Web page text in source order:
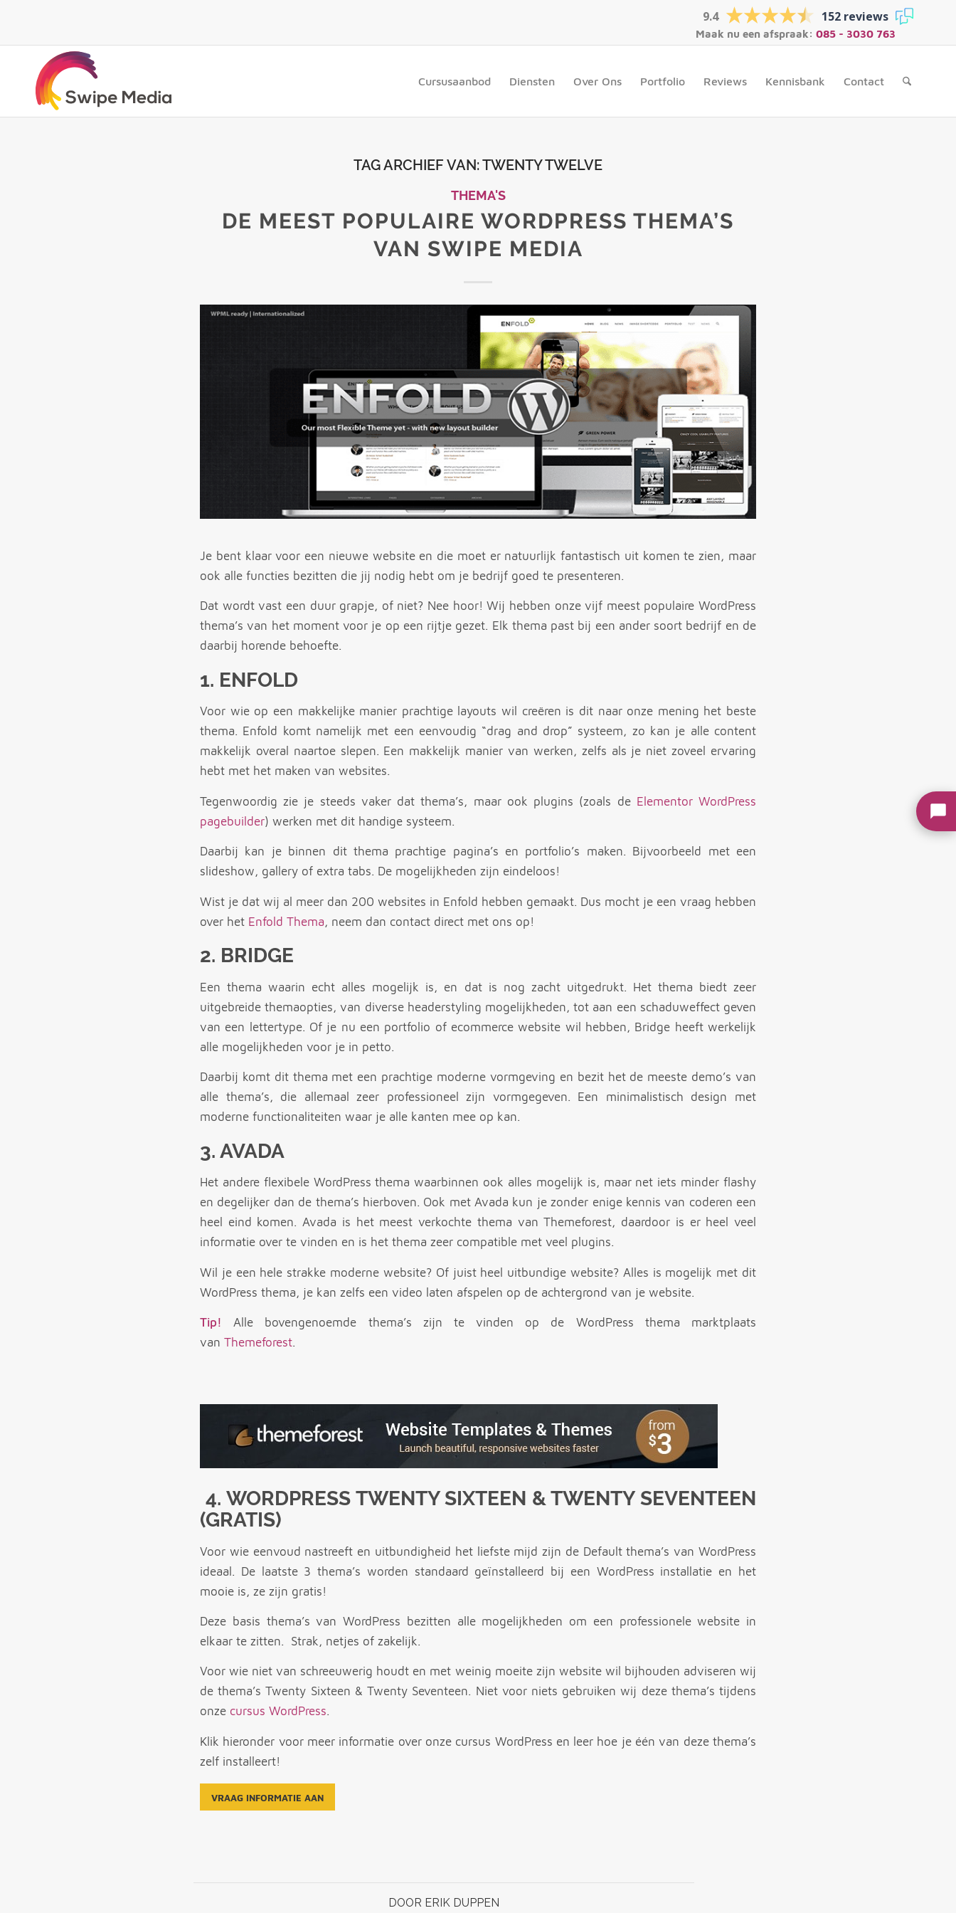
9.4 152 reviews
Maak nu een afspraak: 085 - 3030 763
Cursusaanbod Diensten Over Ons Portfolio Reviews Kennisbank Contact
TAG ARCHIEF VAN:TWENTY TWELVE
THEMA'S
DE MEEST POPULAIRE WORDPRESS THEMA’S
VAN SWIPE MEDIA
Je bent klaar voor een nieuwe website en die moet er natuurlijk fantastisch uit komen te zien, maar
ook alle functies bezitten die jij nodig hebt om je bedrijf goed te presenteren.
Dat wordt vast een duur grapje, of niet? Nee hoor! Wij hebben onze vijf meest populaire WordPress
thema’s van het moment voor je op een rijtje gezet. Elk thema past bij een ander soort bedrijf en de
daarbij horende behoefte.
1. ENFOLD
Voor wie op een makkelijke manier prachtige layouts wil creëren is dit naar onze mening het beste
thema. Enfold komt namelijk met een eenvoudig “drag and drop” systeem, zo kan je alle content
makkelijk overal naartoe slepen. Een makkelijk manier van werken, zelfs als je niet zoveel ervaring
hebt met het maken van websites.
Tegenwoordig zie je steeds vaker dat thema’s, maar ook plugins (zoals de Elementor WordPress
pagebuilder) werken met dit handige systeem.
Daarbij kan je binnen dit thema prachtige pagina’s en portfolio’s maken. Bijvoorbeeld met een
slideshow, gallery of extra tabs. De mogelijkheden zijn eindeloos!
Wist je dat wij al meer dan 200 websites in Enfold hebben gemaakt. Dus mocht je een vraag hebben
over het Enfold Thema, neem dan contact direct met ons op!
2. BRIDGE
Een thema waarin echt alles mogelijk is, en dat is nog zacht uitgedrukt. Het thema biedt zeer
uitgebreide themaopties, van diverse headerstyling mogelijkheden, tot aan een schaduweffect geven
van een lettertype. Of je nu een portfolio of ecommerce website wil hebben, Bridge heeft werkelijk
alle mogelijkheden voor je in petto.
Daarbij komt dit thema met een prachtige moderne vormgeving en bezit het de meeste demo’s van
alle thema’s, die allemaal zeer professioneel zijn vormgegeven. Een minimalistisch design met
moderne functionaliteiten waar je alle kanten mee op kan.
3. AVADA
Het andere flexibele WordPress thema waarbinnen ook alles mogelijk is, maar net iets minder flashy
en degelijker dan de thema’s hierboven. Ook met Avada kun je zonder enige kennis van coderen een
heel eind komen. Avada is het meest verkochte thema van Themeforest, daardoor is er heel veel
informatie over te vinden en is het thema zeer compatible met veel plugins.
Wil je een hele strakke moderne website? Of juist heel uitbundige website? Alles is mogelijk met dit
WordPress thema, je kan zelfs een video laten afspelen op de achtergrond van je website.
Tip! Alle bovengenoemde thema’s zijn te vinden op de WordPress thema marktplaats
van Themeforest.
4. WORDPRESS TWENTY SIXTEEN & TWENTY SEVENTEEN
(GRATIS)
Voor wie eenvoud nastreeft en uitbundigheid het liefste mijd zijn de Default thema’s van WordPress
ideaal. De laatste 3 thema’s worden standaard geïnstalleerd bij een WordPress installatie en het
mooie is, ze zijn gratis!
Deze basis thema’s van WordPress bezitten alle mogelijkheden om een professionele website in
elkaar te zitten. Strak, netjes of zakelijk.
Voor wie niet van schreeuwerig houdt en met weinig moeite zijn website wil bijhouden adviseren wij
de thema’s Twenty Sixteen & Twenty Seventeen. Niet voor niets gebruiken wij deze thema’s tijdens
onze cursus WordPress.
Klik hieronder voor meer informatie over onze cursus WordPress en leer hoe je één van deze thema’s
zelf installeert!
VRAAG INFORMATIE AAN
DOOR ERIK DUPPEN